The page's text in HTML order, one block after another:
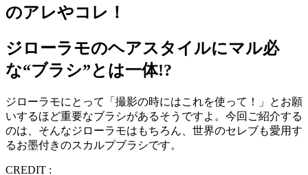
のアレやコレ！
ジローラモのヘアスタイルにマル必
な“ブラシ”とは一体!?
ジローラモにとって「撮影の時にはこれを使って！」とお願
いするほど重要なブラシがあるそうですよ。今回ご紹介する
のは、そんなジローラモはもちろん、世界のセレブも愛用す
るお墨付きのスカルプブラシです。
CREDIT :